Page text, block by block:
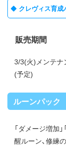
クレヴィス育成
販売期間
3/3(火)メンテナ
(予定)
ルーンパック
「ダメージ増加
醒ルーン、修練